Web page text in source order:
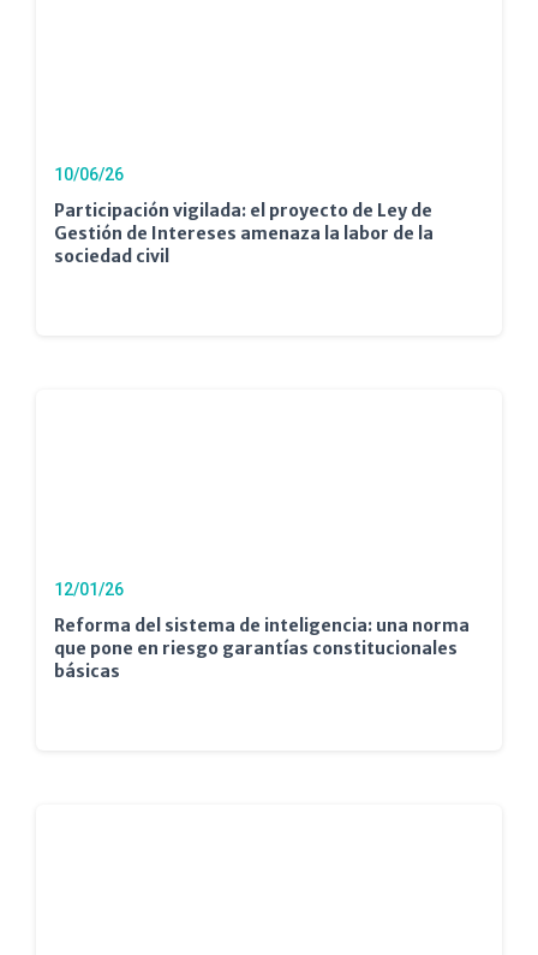
10/06/26
Participación vigilada: el proyecto de Ley de
Gestión de Intereses amenaza la labor de la
sociedad civil
12/01/26
Reforma del sistema de inteligencia: una norma
que pone en riesgo garantías constitucionales
básicas